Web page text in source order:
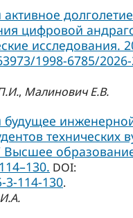
цифровой
исследования.
1998-6785/
, Малинович Е.В.
будущее
технических
Высшее
DOI:
3-114-130.